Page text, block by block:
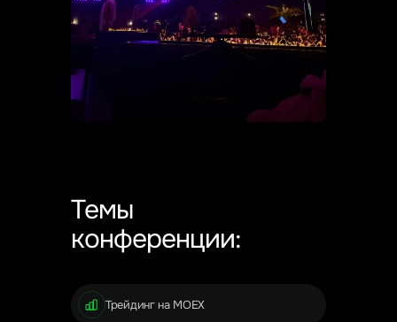
Темы
конференции:
Трейдинг на MOEX